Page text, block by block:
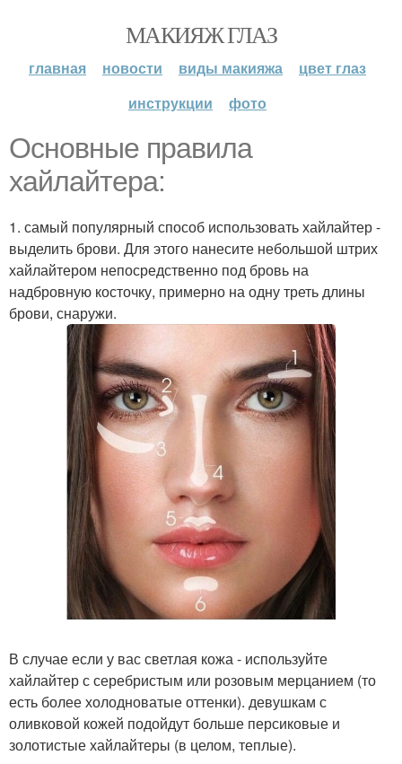
МАКИЯЖ ГЛАЗ
главная новости виды макияжа
цвет глаз
инструкции
фото
Основные правила
хайлайтера:
1. самый популярный способ использовать хайлайтер -
выделить брови. Для этого нанесите небольшой штрих
хайлайтером непосредственно под бровь на
надбровную косточку, примерно на одну треть длины
брови, снаружи.
В случае если у вас светлая кожа - используйте
хайлайтер с серебристым или розовым мерцанием (то
есть более холодноватые оттенки). девушкам с
оливковой кожей подойдут больше персиковые и
золотистые хайлайтеры (в целом, теплые).